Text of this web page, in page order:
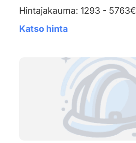
Hintajakauma: 1293 - 5763€
Katso hinta